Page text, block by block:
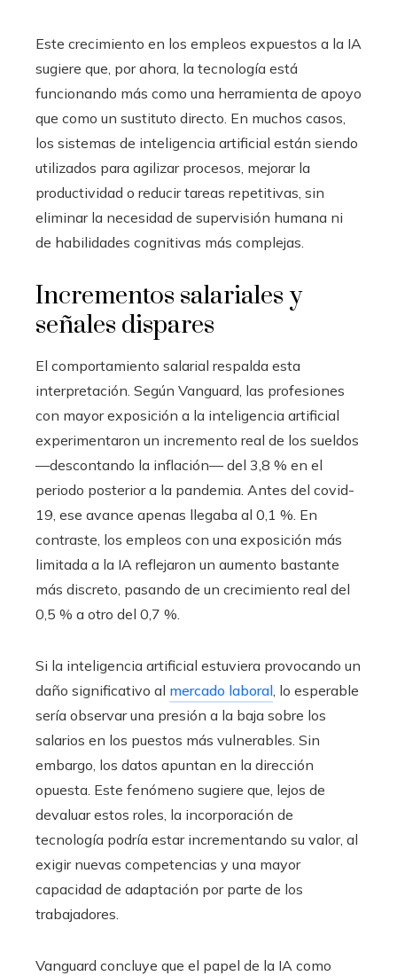
Este crecimiento en los empleos expuestos a la IA
sugiere que, por ahora, la tecnología está
funcionando más como una herramienta de apoyo
que como un sustituto directo. En muchos casos,
los sistemas de inteligencia artificial están siendo
utilizados para agilizar procesos, mejorar la
productividad o reducir tareas repetitivas, sin
eliminar la necesidad de supervisión humana ni
de habilidades cognitivas más complejas.
Incrementos salariales y
señales dispares
El comportamiento salarial respalda esta
interpretación. Según Vanguard, las profesiones
con mayor exposición a la inteligencia artificial
experimentaron un incremento real de los sueldos
—descontando la inflación— del 3,8 % en el
periodo posterior a la pandemia. Antes del covid-
19, ese avance apenas llegaba al 0,1 %. En
contraste, los empleos con una exposición más
limitada a la IA reflejaron un aumento bastante
más discreto, pasando de un crecimiento real del
0,5 % a otro del 0,7 %.
Si la inteligencia artificial estuviera provocando un
daño significativo al mercado laboral, lo esperable
sería observar una presión a la baja sobre los
salarios en los puestos más vulnerables. Sin
embargo, los datos apuntan en la dirección
opuesta. Este fenómeno sugiere que, lejos de
devaluar estos roles, la incorporación de
tecnología podría estar incrementando su valor, al
exigir nuevas competencias y una mayor
capacidad de adaptación por parte de los
trabajadores.
Vanguard concluye que el papel de la IA como